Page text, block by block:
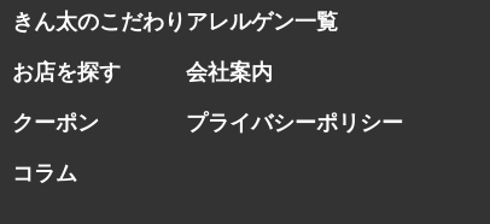
きん太のこだわり
お店を探す
クーポン
コラム
アレルゲン一覧
会社案内
プライバシーポリシー